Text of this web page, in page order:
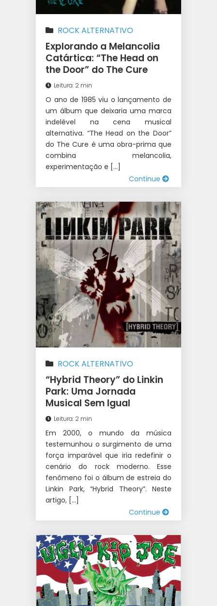
ROCK ALTERNATIVO
Explorando a Melancolia
Catártica: “The Head on
the Door” do The Cure
Leitura: 2 min
O ano de 1985 viu o lançamento de
um álbum que deixaria uma marca
indelével na cena musical
alternativa. “The Head on the Door”
do The Cure é uma obra-prima que
combina melancolia,
experimentação e […]
Continue
ROCK ALTERNATIVO
“Hybrid Theory” do Linkin
Park: Uma Jornada
Musical Sem Igual
Leitura: 2 min
Em 2000, o mundo da música
testemunhou o surgimento de uma
força imparável que iria redefinir o
cenário do rock moderno. Esse
fenômeno foi o álbum de estreia do
Linkin Park, “Hybrid Theory”. Neste
artigo, […]
Continue